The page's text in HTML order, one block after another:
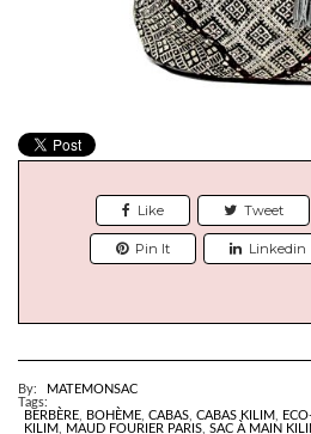
Like Tweet
Pin It Linkedin
By:
MATEMONSAC
Tags:
BERBÈRE
BOHÈME CABAS CABAS KILIM
KILIM
MAUD FOURIER PARIS SAC À MAIN